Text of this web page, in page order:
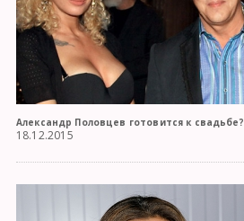
Александр Половцев готовится к свадьбе?
18.12.2015